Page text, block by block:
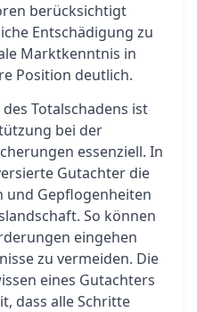
berücksichtigt
Entschädigung zu
Marktkenntnis in
Position deutlich.
Totalschadens ist
bei der
essenziell. In
Gutachter die
und Gepflogenheiten
So können
eingehen
zu vermeiden. Die
eines Gutachters
dass alle Schritte